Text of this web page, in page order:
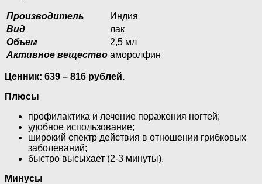
Производитель
Индия
Вид
лак
Объем
2,5 мл
Активное вещество аморолфин
Ценник: 639 – 816 рублей.
Плюсы
профилактика и лечение поражения ногтей;
удобное использование;
широкий спектр действия в отношении грибковых
заболеваний;
быстро высыхает (2-3 минуты).
Минусы